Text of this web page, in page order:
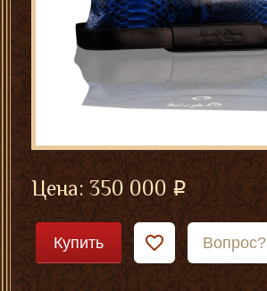
Цена:350 000
Купить Вопрос?